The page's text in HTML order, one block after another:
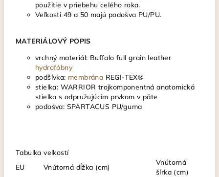
použitie v priebehu celého roka.
Veľkosti 49 a 50 majú podošva PU/PU.
MATERIÁLOVÝ POPIS
vrchný materiál: Buffalo full grain leather
hydrofóbny
podšívka: membrána REGI-TEX®
stielka: WARRIOR trojkomponentná anatomická
stielka s odpružujúcim prvkom v päte
podošva: SPARTACUS PU/guma
Tabuľka veľkostí
EU
Vnútorná dĺžka (cm)
Vnútorná
šírka (cm)